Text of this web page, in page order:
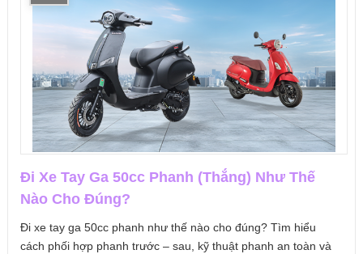
Đi Xe Tay Ga 50cc Phanh (Thắng) Như Thế
Nào Cho Đúng?
Đi xe tay ga 50cc phanh như thế nào cho đúng? Tìm hiểu
cách phối hợp phanh trước – sau, kỹ thuật phanh an toàn và